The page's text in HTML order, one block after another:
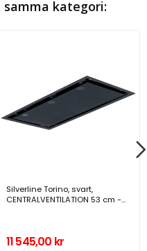
kategori:
Silverline Torino, svart,
CENTRALVENTILATION 53 cm -
11 545,00 kr